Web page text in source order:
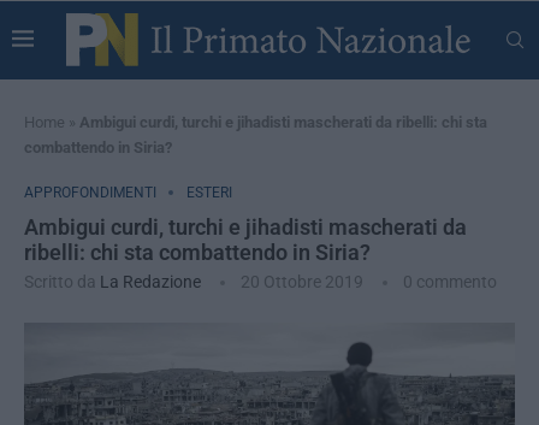
Home » Ambigui curdi, turchi e jihadisti mascherati da ribelli: chi sta
combattendo in Siria?
APPROFONDIMENTI ESTERI
Ambigui curdi, turchi e jihadisti mascherati da
ribelli: chi sta combattendo in Siria?
Scritto da La Redazione 20 Ottobre 2019 0 commento